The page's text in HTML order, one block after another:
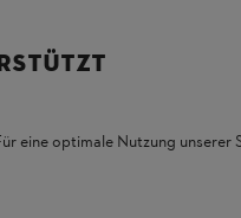
lemn.
să
inch
eine optimale Nutzung unserer